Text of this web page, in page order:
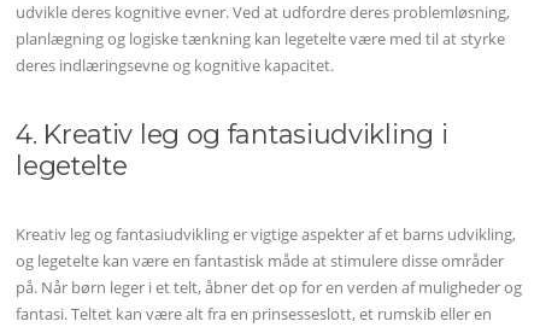
udvikle deres kognitive evner. Ved at udfordre deres problemløsning,
planlægning og logiske tænkning kan legetelte være med til at styrke
deres indlæringsevne og kognitive kapacitet.
4. Kreativ leg og fantasiudvikling i
legetelte
Kreativ leg og fantasiudvikling er vigtige aspekter af et barns udvikling,
og legetelte kan være en fantastisk måde at stimulere disse områder
på. Når børn leger i et telt, åbner det op for en verden af muligheder og
fantasi. Teltet kan være alt fra en prinsesseslott, et rumskib eller en